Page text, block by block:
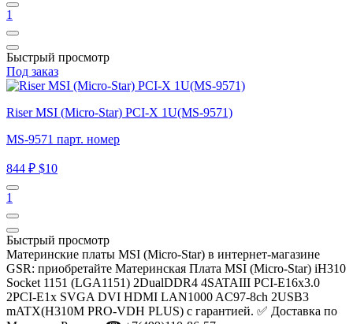
1
Быстрый просмотр
Под заказ
Riser MSI (Micro-Star) PCI-X 1U(MS-9571)
MS-9571 парт. номер
844 ₽ $10
1
Быстрый просмотр
Материнские платы MSI (Micro-Star) в интернет-магазине
GSR: приобретайте Материнская Плата MSI (Micro-Star) iH310
Socket 1151 (LGA1151) 2DualDDR4 4SATAIII PCI-E16x3.0
2PCI-E1x SVGA DVI HDMI LAN1000 AC97-8ch 2USB3
mATX(H310M PRO-VDH PLUS) с гарантией. ✅ Доставка по